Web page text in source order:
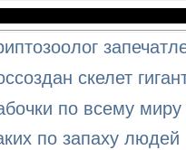
скелет
по всему
по запаху